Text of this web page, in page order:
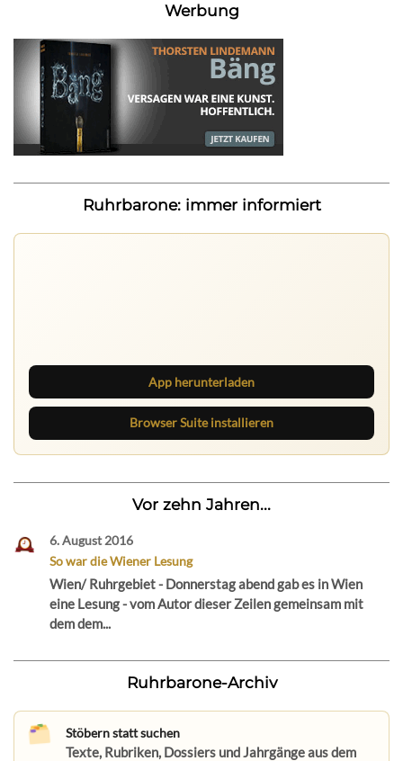
Werbung
Ruhrbarone: immer informiert
App herunterladen
Browser Suite installieren
Vor zehn Jahren...
6. August 2016
So war die Wiener Lesung
Wien/ Ruhrgebiet - Donnerstag abend gab es in Wien
eine Lesung - vom Autor dieser Zeilen gemeinsam mit
dem dem...
Ruhrbarone-Archiv
Stöbern statt suchen
Texte, Rubriken, Dossiers und Jahrgänge aus dem